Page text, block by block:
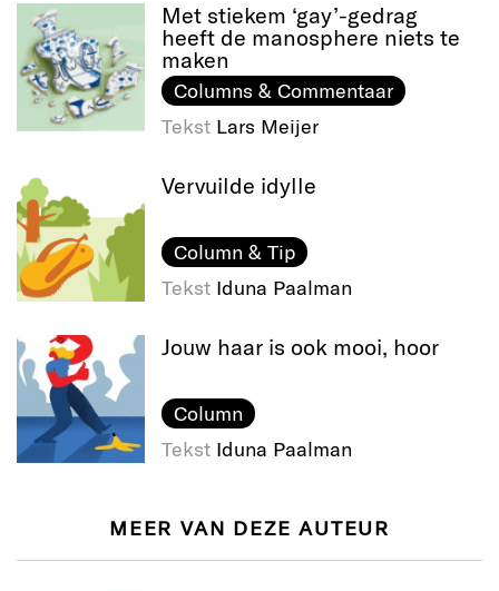
Met stiekem ‘gay’-gedrag
heeft de manosphere niets te
maken
Columns & Commentaar
Tekst Lars Meijer
Vervuilde idylle
Column & Tip
Tekst Iduna Paalman
Jouw haar is ook mooi, hoor
Column
Tekst Iduna Paalman
MEER VAN DEZE AUTEUR